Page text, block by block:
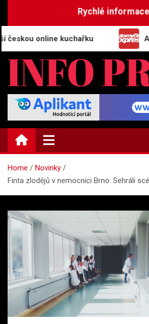
Rychlé informace
online kuchařku
INFO-PRESS.CZ
Zpravodajský magazín
Home
Novinky
Finta zlodějů v nemocnici Brno: Sehráli